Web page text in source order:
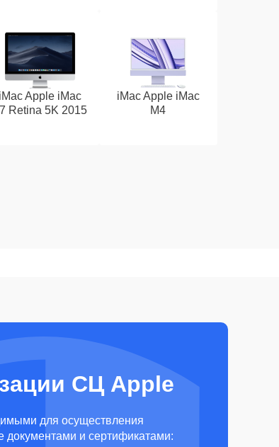
iMac Apple iMac
Retina 5K 2015
iMac Apple iMac
M4
СЦ Apple
для осуществления
документами и сертификатами: